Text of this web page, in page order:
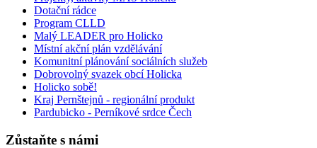
Dotační rádce
Program CLLD
Malý LEADER pro Holicko
Místní akční plán vzdělávání
Komunitní plánování sociálních služeb
Dobrovolný svazek obcí Holicka
Holicko sobě!
Kraj Pernštejnů - regionální produkt
Pardubicko - Perníkové srdce Čech
Zůstaňte s námi